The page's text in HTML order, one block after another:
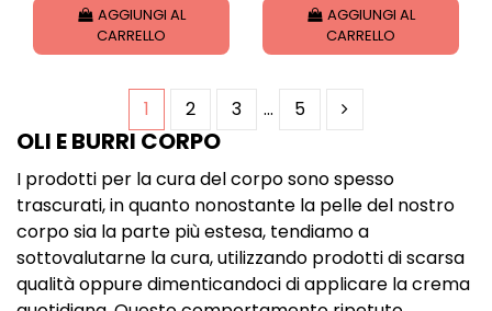
AGGIUNGI AL
CARRELLO
AGGIUNGI AL
CARRELLO
1 2 3 … 5
OLI E BURRI CORPO
I prodotti per la cura del corpo sono spesso
trascurati, in quanto nonostante la pelle del nostro
corpo sia la parte più estesa, tendiamo a
sottovalutarne la cura, utilizzando prodotti di scarsa
qualità oppure dimenticandoci di applicare la crema